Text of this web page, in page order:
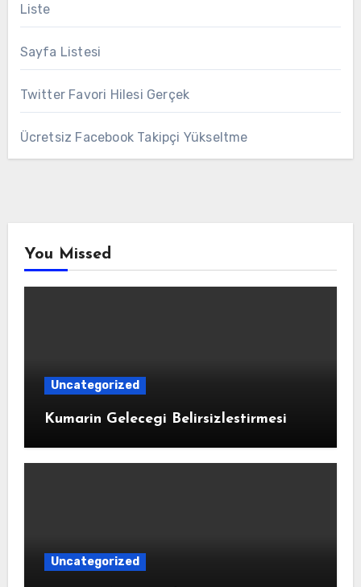
Liste
Sayfa Listesi
Twitter Favori Hilesi Gerçek
Ücretsiz Facebook Takipçi Yükseltme
You Missed
Uncategorized
Kumarin Gelecegi Belirsizlestirmesi
Uncategorized